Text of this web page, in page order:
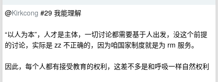
@Kirkcong #29 我能理解
“以人为本”，人才是主体，一切讨论都需要基于人出发，没这个前提
的讨论，实际是 zz 不正确的，因为咱国家制度就是为 rm 服务。
因此，每个人都有接受教育的权利，这差不多是和呼吸一样自然权利